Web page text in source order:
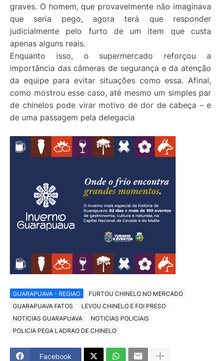
graves. O homem, que provavelmente não imaginava
que seria pego, agora terá que responder
judicialmente pelo furto de um item que custa
apenas alguns reais.
Enquanto isso, o supermercado reforçou a
importância das câmeras de segurança e da atenção
da equipe para evitar situações como essa. Afinal,
como mostrou esse caso, até mesmo um simples par
de chinelos pode virar motivo de dor de cabeça – e
de uma passagem pela delegacia
GUARAPUAVA - REGIAO
FURTOU CHINELO NO MERCADO
GUARAPUAVA FATOS
LEVOU CHINELO E FOI PRESO
NOTICIAS GUARAPUAVA
NOTICIAS POLICIAIS
POLICIA PEGA LADRAO DE CHINELO
Facebook